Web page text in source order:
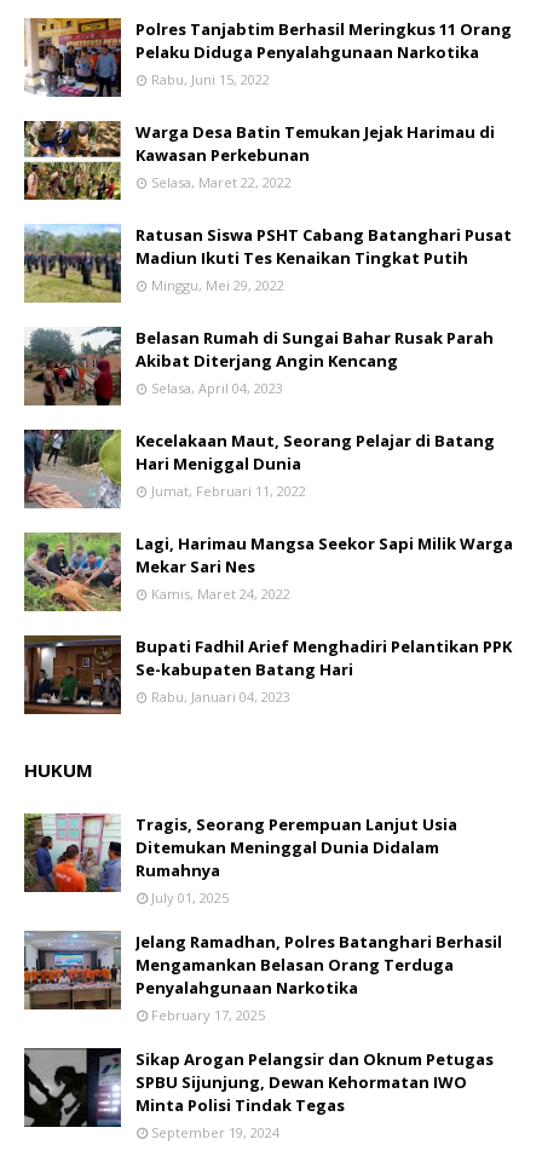
Polres Tanjabtim Berhasil Meringkus 11 Orang
Pelaku Diduga Penyalahgunaan Narkotika
Rabu, Juni 15, 2022
Warga Desa Batin Temukan Jejak Harimau di
Kawasan Perkebunan
Selasa, Maret 22, 2022
Ratusan Siswa PSHT Cabang Batanghari Pusat
Madiun Ikuti Tes Kenaikan Tingkat Putih
Minggu, Mei 29, 2022
Belasan Rumah di Sungai Bahar Rusak Parah
Akibat Diterjang Angin Kencang
Selasa, April 04, 2023
Kecelakaan Maut, Seorang Pelajar di Batang
Hari Meniggal Dunia
Jumat, Februari 11, 2022
Lagi, Harimau Mangsa Seekor Sapi Milik Warga
Mekar Sari Nes
Kamis, Maret 24, 2022
Bupati Fadhil Arief Menghadiri Pelantikan PPK
Se-kabupaten Batang Hari
Rabu, Januari 04, 2023
HUKUM
Tragis, Seorang Perempuan Lanjut Usia
Ditemukan Meninggal Dunia Didalam
Rumahnya
July 01, 2025
Jelang Ramadhan, Polres Batanghari Berhasil
Mengamankan Belasan Orang Terduga
Penyalahgunaan Narkotika
February 17, 2025
Sikap Arogan Pelangsir dan Oknum Petugas
SPBU Sijunjung, Dewan Kehormatan IWO
Minta Polisi Tindak Tegas
September 19, 2024